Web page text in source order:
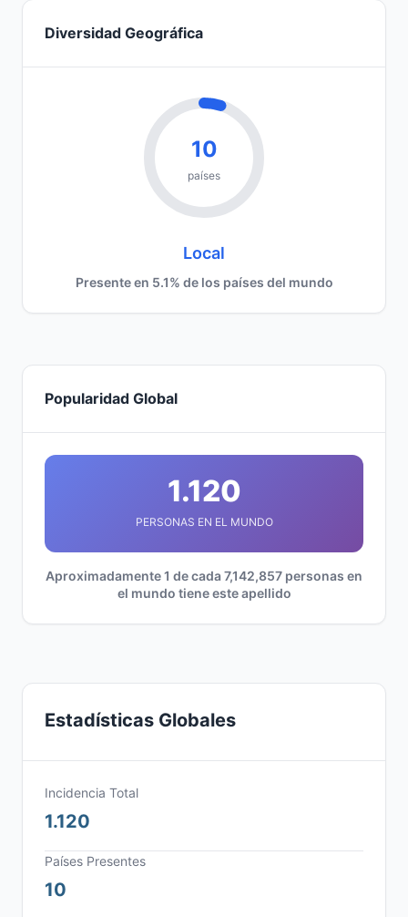
Diversidad Geográfica
10
países
Local
Presente en 5.1% de los países del mundo
Popularidad Global
1.120
PERSONAS EN EL MUNDO
Aproximadamente 1 de cada 7,142,857 personas en
el mundo tiene este apellido
Estadísticas Globales
Incidencia Total
1.120
Países Presentes
10